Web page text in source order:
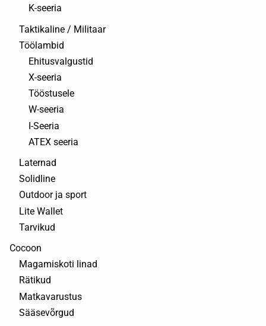
K-seeria
Taktikaline / Militaar
Töölambid
Ehitusvalgustid
X-seeria
Tööstusele
W-seeria
I-Seeria
ATEX seeria
Laternad
Solidline
Outdoor ja sport
Lite Wallet
Tarvikud
Cocoon
Magamiskoti linad
Rätikud
Matkavarustus
Sääsevõrgud